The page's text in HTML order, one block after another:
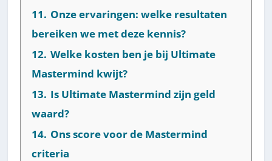
11. Onze ervaringen: welke resultaten
bereiken we met deze kennis?
12. Welke kosten ben je bij Ultimate
Mastermind kwijt?
13. Is Ultimate Mastermind zijn geld
waard?
14. Ons score voor de Mastermind
criteria